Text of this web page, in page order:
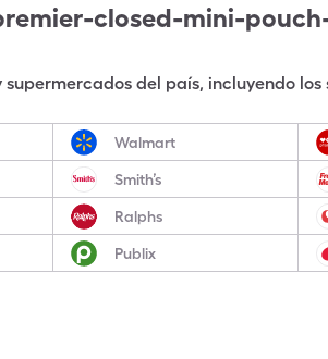
closed-mini-
del país, incluyendo los
Walmart
Smith’s
Ralphs
Publix